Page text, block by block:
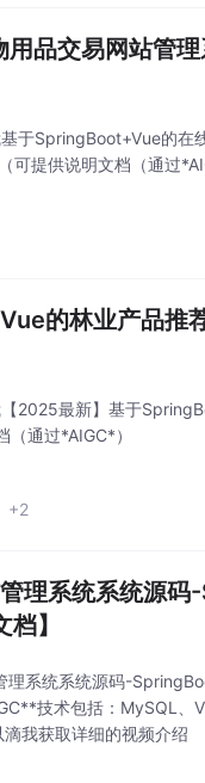
品交易网站管
于SpringBoot+Vue的在
提供说明文档（通过
的林业产品推
2025最新】基于
通过*AIGC*）
+2
理系统系统源
】
系统系统源码-
技术包括：MySQL、
我获取详细的视频介绍